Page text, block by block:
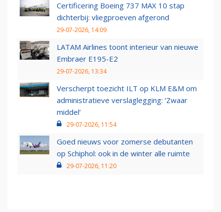
Certificering Boeing 737 MAX 10 stap
dichterbij: vliegproeven afgerond
29-07-2026, 14:09
LATAM Airlines toont interieur van nieuwe
Embraer E195-E2
29-07-2026, 13:34
Verscherpt toezicht ILT op KLM E&M om
administratieve verslaglegging: ‘Zwaar
middel’
29-07-2026, 11:54
Goed nieuws voor zomerse debutanten
op Schiphol: ook in de winter alle ruimte
29-07-2026, 11:20